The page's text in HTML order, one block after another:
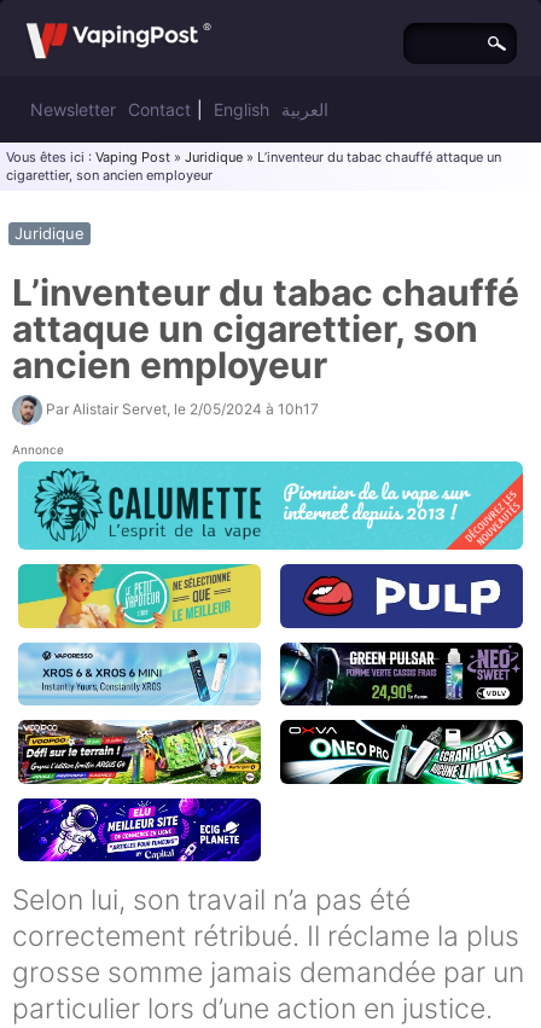
Newsletter Contact English العربية
Vous êtes ici : Vaping Post » Juridique » L’inventeur du tabac chauffé attaque un
cigarettier, son ancien employeur
Juridique
L’inventeur du tabac chauffé
attaque un cigarettier, son
ancien employeur
Par Alistair Servet , le 2/05/2024 à 10h17
Annonce
Selon lui, son travail n’a pas été
correctement rétribué. Il réclame la plus
grosse somme jamais demandée par un
particulier lors d’une action en justice.